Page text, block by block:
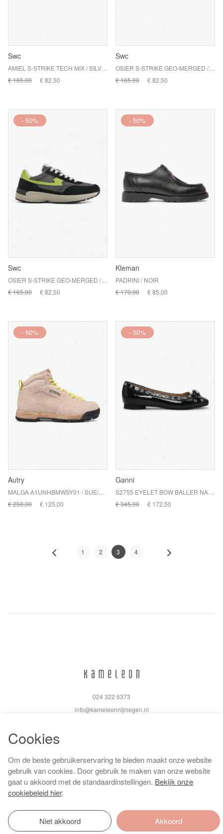
Swc
€ 165,00
€ 82,50
Swc
OSIER S-STRIKE GEO-MERGED / JUNGLE SOLAR
€ 165,00
€ 82,50
- 50%
Swc
OSIER S-STRIKE GEO-MERGED / ASPHALT LIME
€ 165,00
€ 82,50
- 50%
Kleman
PADRINI / NOIR
€ 170,00
€ 85,00
- 50%
Autry
MALGA A1UNHBMWSY01 / SUE/CORD NOTO/SEMOLINA
€ 250,00
€ 125,00
- 50%
Ganni
€ 345,00
€ 172,50
1 2 3 4
024 322 6373
info@kameleonnijmegen.nl
Algemene voorwaarden
Privacy policy
Cookiebeleid
Cookies
Om de beste gebruikerservaring te bieden maakt onze website
gebruik van cookies. Door gebruik te maken van onze website
gaat u akkoord met de standaardinstellingen. Bekijk onze
cookiebeleid hier.